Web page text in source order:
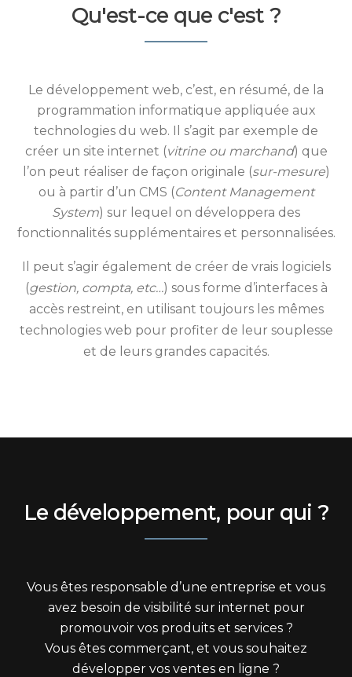
Qu'est-ce que c'est ?
Le développement web, c’est, en résumé, de la
programmation informatique appliquée aux
technologies du web. Il s’agit par exemple de
créer un site internet (vitrine ou marchand) que
l’on peut réaliser de façon originale (sur-mesure)
ou à partir d’un CMS (Content Management
System) sur lequel on développera des
fonctionnalités supplémentaires et personnalisées.
Il peut s’agir également de créer de vrais logiciels
(gestion, compta, etc…) sous forme d’interfaces à
accès restreint, en utilisant toujours les mêmes
technologies web pour profiter de leur souplesse
et de leurs grandes capacités.
Le développement, pour qui ?
Vous êtes responsable d’une entreprise et vous
avez besoin de visibilité sur internet pour
promouvoir vos produits et services ?
Vous êtes commerçant, et vous souhaitez
développer vos ventes en ligne ?